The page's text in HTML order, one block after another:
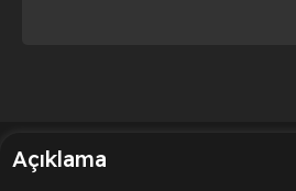
Açıklama